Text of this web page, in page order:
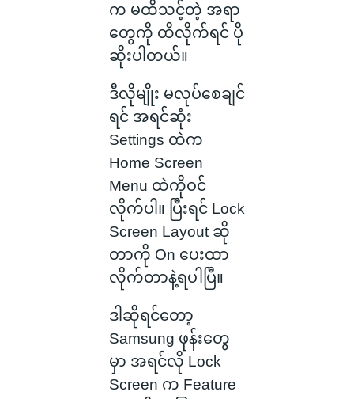
က မထိသင့်တဲ့ အရာ
တွေကို ထိလိုက်ရင် ပို
ဆိုးပါတယ်။
ဒီလိုမျိုး မလုပ်စေချင်
ရင် အရင်ဆုံး
Settings ထဲက
Home Screen
Menu ထဲကိုဝင်
လိုက်ပါ။ ပြီးရင် Lock
Screen Layout ဆို
တာကို On ပေးထာ
လိုက်တာနဲ့ရပါပြီ။
ဒါဆိုရင်တော့
Samsung ဖုန်းတွေ
မှာ အရင်လို Lock
Screen က Feature